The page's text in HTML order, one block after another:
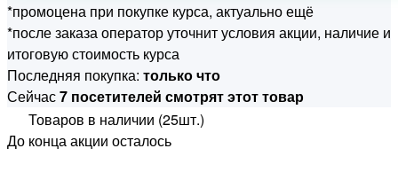
*промоцена при покупке курса, актуально ещё
*после заказа оператор уточнит условия акции, наличие и
итоговую стоимость курса
Последняя покупка: только что
Сейчас7 посетителей смотрят этот товар
Товаров в наличии (25шт.)
До конца акции осталось